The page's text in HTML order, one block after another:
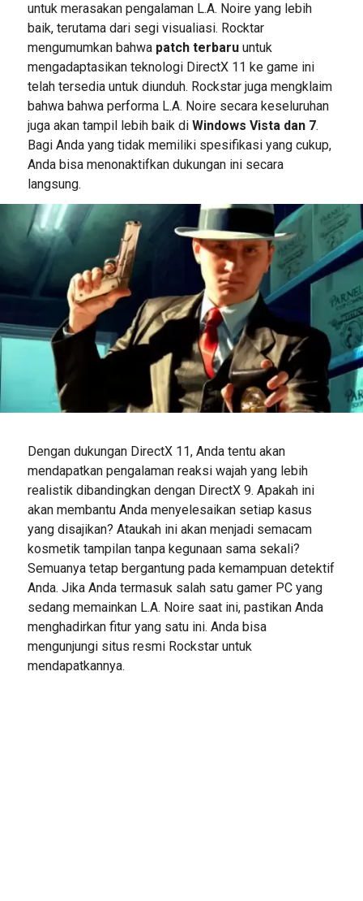
untuk merasakan pengalaman L.A. Noire yang lebih
baik, terutama dari segi visualiasi. Rocktar
mengumumkan bahwa patch terbaruuntuk
mengadaptasikan teknologi DirectX 11 ke game ini
telah tersedia untuk diunduh. Rockstar juga mengklaim
bahwa bahwa performa L.A. Noire secara keseluruhan
juga akan tampil lebih baik di Windows Vista dan 7.
Bagi Anda yang tidak memiliki spesifikasi yang cukup,
Anda bisa menonaktifkan dukungan ini secara
langsung.
Dengan dukungan DirectX 11, Anda tentu akan
mendapatkan pengalaman reaksi wajah yang lebih
realistik dibandingkan dengan DirectX 9. Apakah ini
akan membantu Anda menyelesaikan setiap kasus
yang disajikan? Ataukah ini akan menjadi semacam
kosmetik tampilan tanpa kegunaan sama sekali?
Semuanya tetap bergantung pada kemampuan detektif
Anda. Jika Anda termasuk salah satu gamer PC yang
sedang memainkan L.A. Noire saat ini, pastikan Anda
menghadirkan fitur yang satu ini. Anda bisa
mengunjungi situs resmi Rockstar untuk
mendapatkannya.